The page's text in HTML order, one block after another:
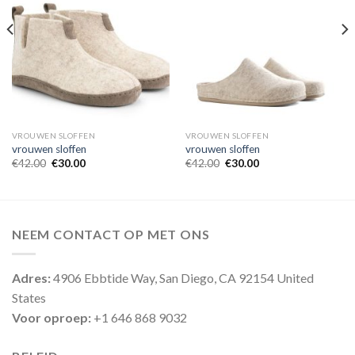
VROUWEN SLOFFEN
vrouwen sloffen
€42.00 €30.00
VROUWEN SLOFFEN
vrouwen sloffen
€42.00 €30.00
NEEM CONTACT OP MET ONS
Adres:4906 Ebbtide Way, San Diego, CA 92154 United
States
Voor oproep: +1 646 868 9032